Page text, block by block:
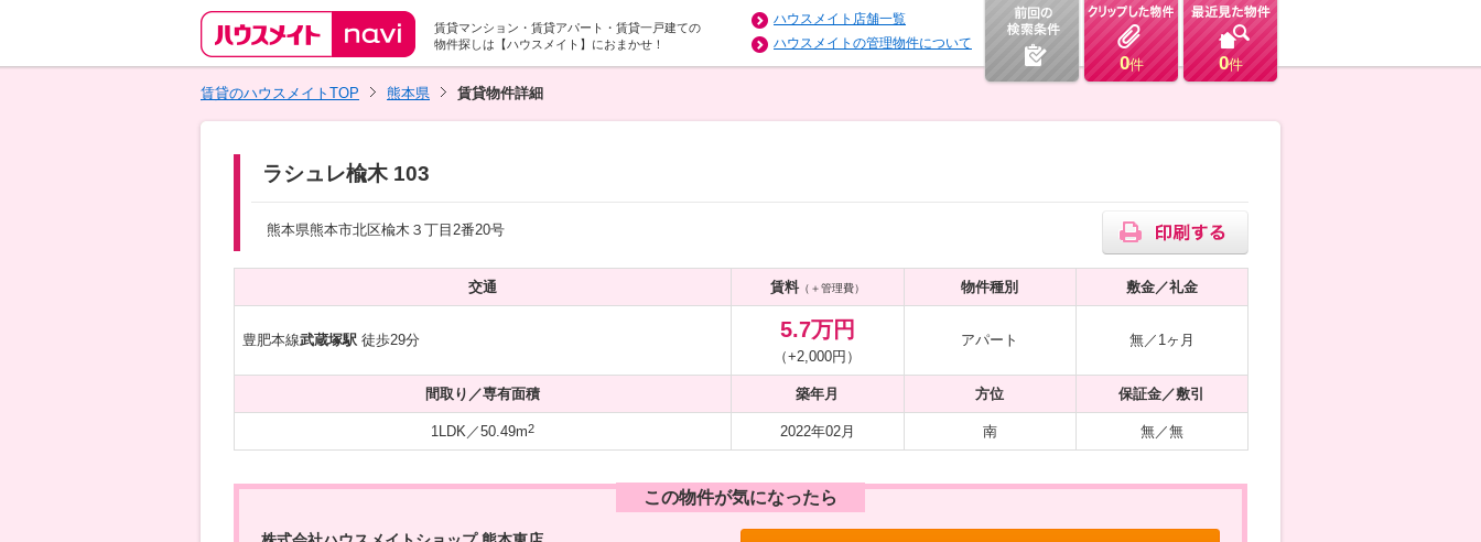
賃貸マンション・賃貸アパート・賃貸一戸建ての
物件探しは【ハウスメイト】におまかせ！
ハウスメイト店舗一覧
ハウスメイトの管理物件について
0件 0件
賃貸のハウスメイトTOP
熊本県 賃貸物件詳細
ラシュレ楡木 103
熊本県熊本市北区楡木３丁目2番20号
交通 賃料（＋管理費） 物件種別 敷金／礼金
豊肥本線武蔵塚駅徒歩29分 5.7万円
（+2,000円）
アパート 無／1ヶ月
間取り／専有面積 築年月 方位 保証金／敷引
1LDK／50.49m2 2022年02月 南 無／無
この物件が気になったら